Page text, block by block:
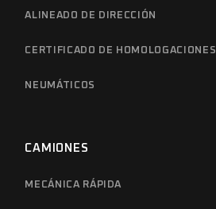
ALINEADO DE DIRECCIÓN
CERTIFICADO DE HOMOLOGACIONES
NEUMÁTICOS
CAMIONES
MECÁNICA RÁPIDA